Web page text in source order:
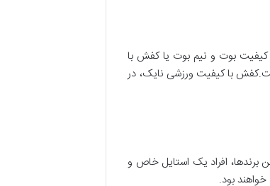
کیفیت بوت و نیم بوت یا کفش با
با کیفیت ورزشی نایک، در
برند‌ها، افراد یک استایل خاص و
بود.